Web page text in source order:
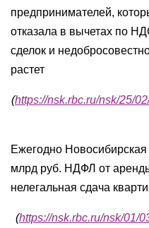
предпринимателей,
отказала в вычетах по
сделок и
растет
(https://nsk.rbc.ru/nsk/25/
Ежегодно Новосибирская
млрд руб. НДФЛ от
нелегальная сдача
(https://nsk.rbc.ru/nsk/01/